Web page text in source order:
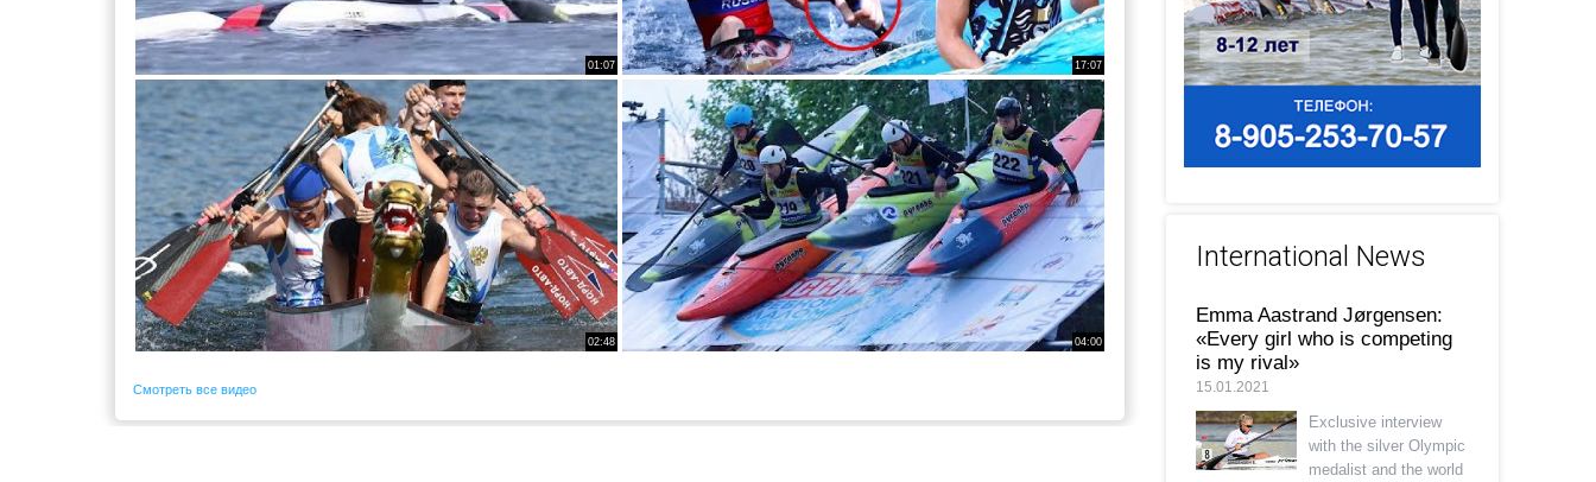
01:07 17:07
02:48 04:00
Смотреть все видео
International News
Emma Aastrand Jørgensen:
«Every girl who is competing
is my rival»
15.01.2021
Exclusive interview
with the silver Olympic
medalist and the world